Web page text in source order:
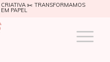
✂️ TRANSFORMAMOS
PAPEL